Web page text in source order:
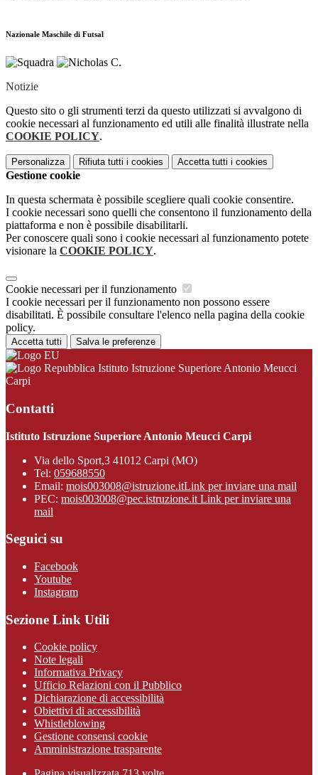
Nazionale Maschile di Futsal
Notizie
Questo sito o gli strumenti terzi da questo utilizzati si avvalgono di
cookie necessari al funzionamento ed utili alle finalità illustrate nella
COOKIE POLICY.
Personalizza Rifiuta tutti i cookies Accetta tutti i cookies
Gestione cookie
In questa schermata è possibile scegliere quali cookie consentire.
I cookie necessari sono quelli che consentono il funzionamento della
piattaforma e non è possibile disabilitarli.
Per conoscere quali sono i cookie necessari al funzionamento potete
visionare la COOKIE POLICY.
Cookie necessari per il funzionamento
I cookie necessari per il funzionamento non possono essere
disabilitati. È possibile consultare l'elenco nella pagina della cookie
policy.
Accetta tutti Salva le preferenze
Istituto Istruzione Superiore Antonio Meucci
Carpi
Contatti
Istituto Istruzione Superiore Antonio Meucci Carpi
Via dello Sport,3 41012 Carpi (MO)
Tel: 059688550
Email: mois003008@istruzione.itLink per inviare una mail
PEC: mois003008@pec.istruzione.it Link per inviare una
mail
Seguici su
Facebook
Youtube
Instagram
Sezione Link Utili
Cookie policy
Note legali
Informativa Privacy
Ufficio Relazioni con il Pubblico
Dichiarazione di accessibilità
Obiettivi di accessibilità
Whistleblowing
Gestione consensi cookie
Amministrazione trasparente